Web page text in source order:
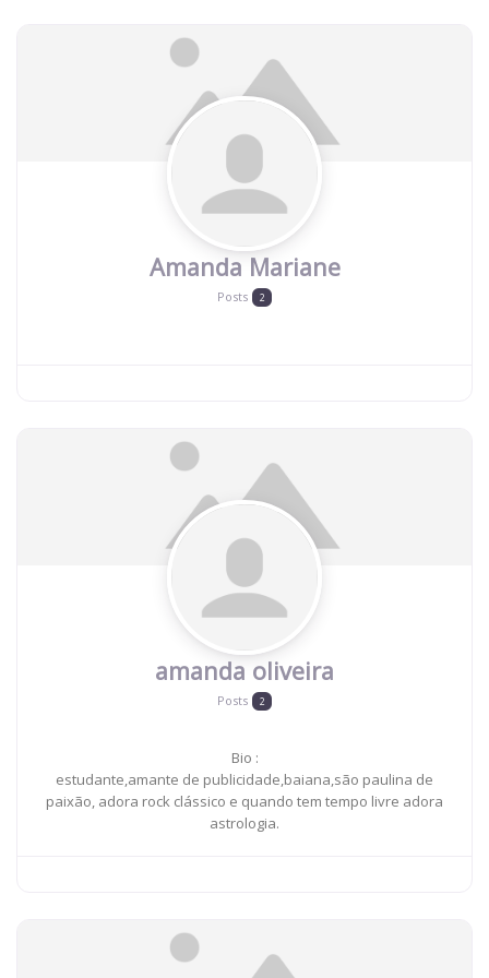
Amanda Mariane
Posts 2
amanda oliveira
Posts 2
Bio :
estudante,amante de publicidade,baiana,são paulina de
paixão, adora rock clássico e quando tem tempo livre adora
astrologia.